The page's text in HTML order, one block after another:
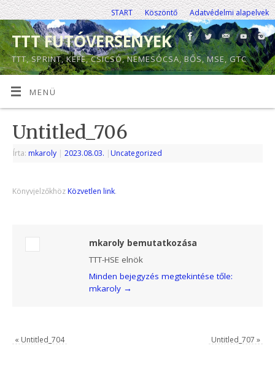
START Köszöntő Adatvédelmi alapelvek
TTT FUTÓVERSENYEK
TTT, SPRINT, KEFE, CSICSÓ, NEMESÓCSA, BŐS, MSE, GTC
MENÜ
Untitled_706
Írta: mkaroly | 2023.08.03. | Uncategorized
Könyvjelzőkhöz Közvetlen link.
mkaroly bemutatkozása
TTT-HSE elnök
Minden bejegyzés megtekintése tőle:
mkaroly →
« Untitled_704 Untitled_707 »